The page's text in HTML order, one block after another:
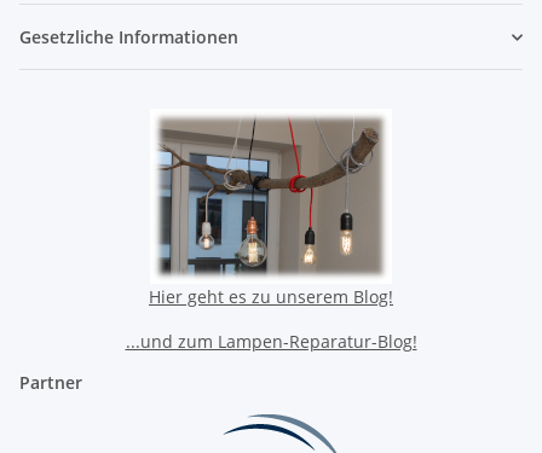
Gesetzliche Informationen
Hier geht es zu unserem Blog!
...und zum Lampen-Reparatur-Blog!
Partner